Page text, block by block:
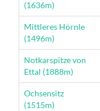
(1636m)
Wanderung
Mittleres Hörnle
(1496m)
Wanderung
Notkarspitze von
Ettal (1888m)
Wanderung
Ochsensitz
(1515m)